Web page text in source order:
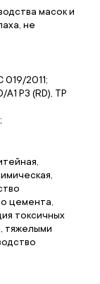
масок и
не
019/2011;
P3 (RD), ТР
цемента,
токсичных
тяжелыми